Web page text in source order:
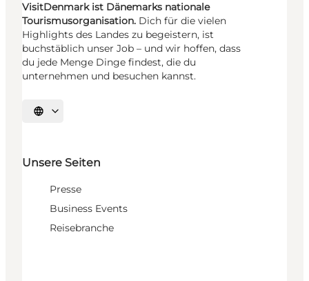
VisitDenmark ist Dänemarks nationale
Tourismusorganisation. Dich für die vielen
Highlights des Landes zu begeistern, ist
buchstäblich unser Job – und wir hoffen, dass
du jede Menge Dinge findest, die du
unternehmen und besuchen kannst.
Sprache auswählen
Unsere Seiten
Presse
Business Events
Reisebranche